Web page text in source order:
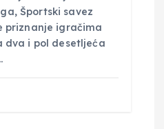
Športski savez
priznanje igračima
dva i pol desetljeća